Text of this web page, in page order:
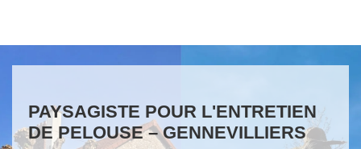
PAYSAGISTE POUR L'ENTRETIEN
DE PELOUSE – GENNEVILLIERS